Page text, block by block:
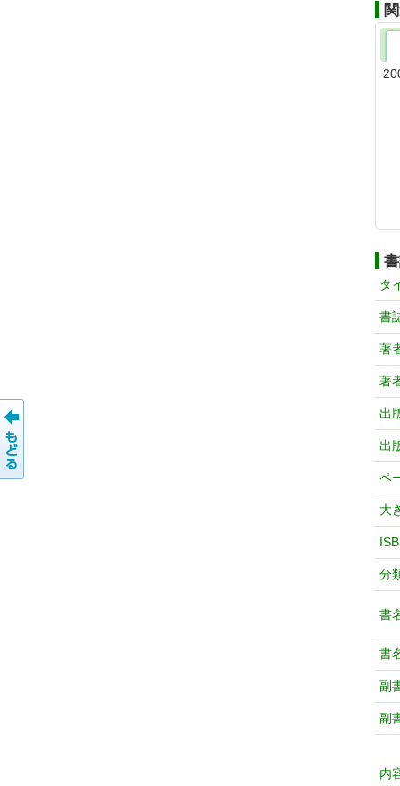
タ
書
著
著
出
出
ペ
大
分
書
書
副
副
内